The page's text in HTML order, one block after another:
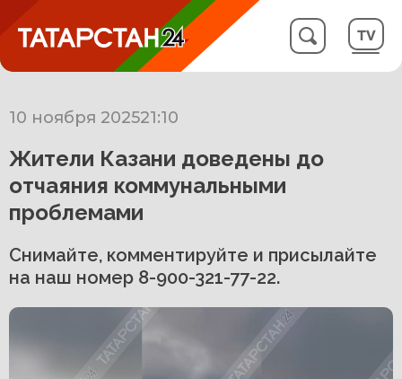
10 ноября 202521:10
Жители Казани доведены до
отчаяния коммунальными
проблемами
Снимайте, комментируйте и присылайте
на наш номер 8-900-321-77-22.